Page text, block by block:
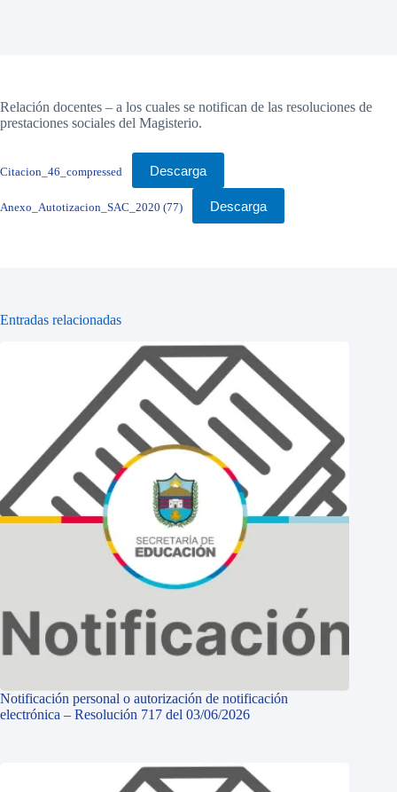
Relación docentes – a los cuales se notifican de las resoluciones de
prestaciones sociales del Magisterio.
Citacion_46_compressed Descarga
Anexo_Autotizacion_SAC_2020 (77) Descarga
Entradas relacionadas
Notificación personal o autorización de notificación
electrónica – Resolución 717 del 03/06/2026